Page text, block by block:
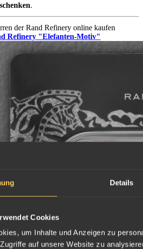
Details
Cookies
um Inhalte und Anzeigen zu
auf unsere Website zu
.
der Rand Refinery online kaufen
Refinery "Elefanten-Motiv"